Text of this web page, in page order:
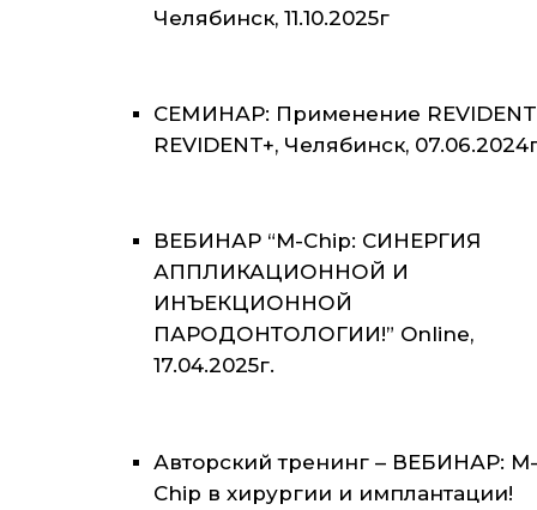
Челябинск, 11.10.2025г
СЕМИНАР: Применение
REVIDENT+, Челябинск,
ВЕБИНАР “M-Chip: СИНЕРГИЯ
АППЛИКАЦИОННОЙ И
ИНЪЕКЦИОННОЙ
ПАРОДОНТОЛОГИИ!” Online,
17.04.2025г.
Авторский тренинг – ВЕБИНАР: M-
Chip в хирургии и имплантации!